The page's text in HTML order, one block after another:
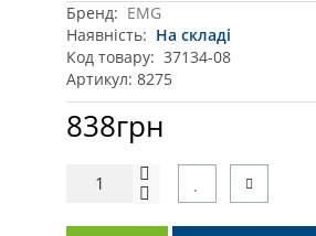
Бренд: EMG
Наявність: На складі
Код товару: 37134-08
Артикул: 8275
838грн